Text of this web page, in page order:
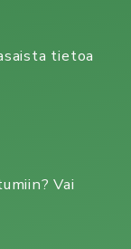
tietoa
Vai